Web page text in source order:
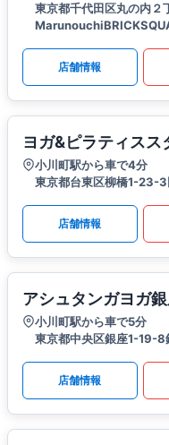
東京都千代田区丸の内２
店舗情報
ヨガ&ピラティスス
小川町駅から車で4分
東京都台東区柳橋1-23-
店舗情報
アシュタンガヨガ
小川町駅から車で5分
東京都中央区銀座1-19-8
店舗情報